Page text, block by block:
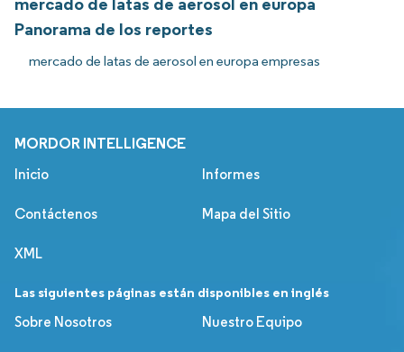
Panorama de los reportes
mercado de latas de aerosol en europa empresas
MORDOR INTELLIGENCE
Inicio Informes
Contáctenos Mapa del Sitio
XML
Las siguientes páginas están disponibles en inglés
Sobre Nosotros
Nuestro Equipo